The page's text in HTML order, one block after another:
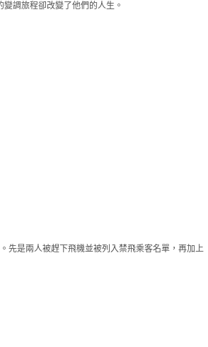
調旅程卻改變了他們的人生。
先是兩人被趕下飛機並被列入禁飛乘客名單，再加上